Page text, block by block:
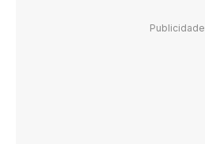
Publicidade